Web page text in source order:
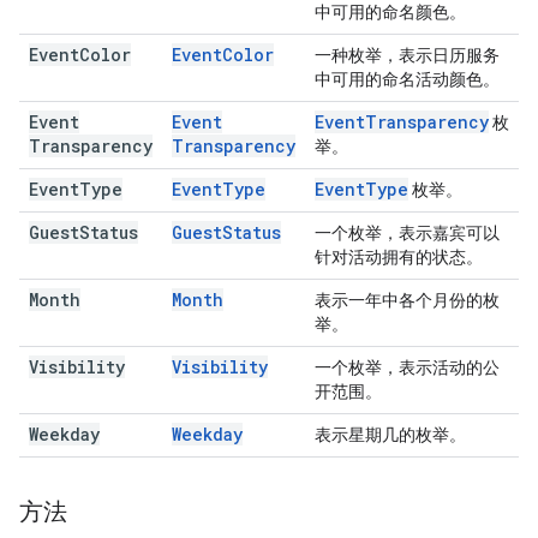
中可用的命名颜色。
EventColor EventColor
一种枚举，表示日历服务
中可用的命名活动颜色。
Event
Transparency
Event
Transparency
EventTransparency枚
举。
EventType EventType EventType 枚举。
GuestStatus GuestStatus
一个枚举，表示嘉宾可以
针对活动拥有的状态。
Month Month
表示一年中各个月份的枚
举。
Visibility Visibility
一个枚举，表示活动的公
开范围。
Weekday Weekday 表示星期几的枚举。
方法